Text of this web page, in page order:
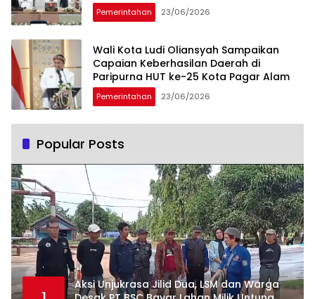
Pemerintahan 23/06/2026
Wali Kota Ludi Oliansyah Sampaikan
Capaian Keberhasilan Daerah di
Paripurna HUT ke-25 Kota Pagar Alam
Pemerintahan 23/06/2026
Popular Posts
Aksi Unjukrasa Jilid Dua, LSM dan Warga